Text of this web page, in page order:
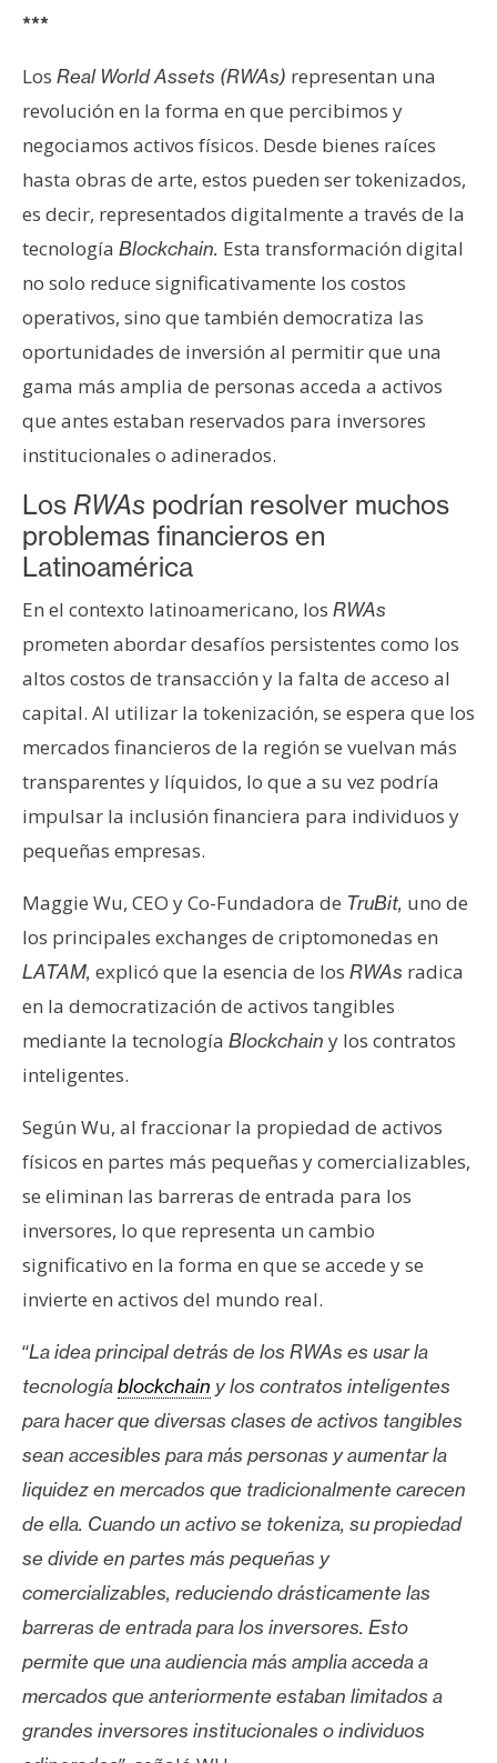
t
e
r
e
u
I
A
A
n
á
l
i
s
i
s
N
o
t
s
d
e
r
e
n
a
e
m
s
e
c
r
s
o
s
C
o
t
a
c
t
***
Los Real World Assets (RWAs) representan una
revolución en la forma en que percibimos y
negociamos activos físicos. Desde bienes raíces
hasta obras de arte, estos pueden ser tokenizados,
es decir, representados digitalmente a través de la
tecnología Blockchain. Esta transformación digital
no solo reduce significativamente los costos
operativos, sino que también democratiza las
oportunidades de inversión al permitir que una
gama más amplia de personas acceda a activos
que antes estaban reservados para inversores
institucionales o adinerados.
Los RWAs podrían resolver muchos
problemas financieros en
Latinoamérica
En el contexto latinoamericano, los RWAs
prometen abordar desafíos persistentes como los
altos costos de transacción y la falta de acceso al
capital. Al utilizar la tokenización, se espera que los
mercados financieros de la región se vuelvan más
transparentes y líquidos, lo que a su vez podría
impulsar la inclusión financiera para individuos y
pequeñas empresas.
Maggie Wu, CEO y Co-Fundadora de TruBit, uno de
los principales exchanges de criptomonedas en
LATAM, explicó que la esencia de los RWAs radica
en la democratización de activos tangibles
mediante la tecnología Blockchain y los contratos
inteligentes.
Según Wu, al fraccionar la propiedad de activos
físicos en partes más pequeñas y comercializables,
se eliminan las barreras de entrada para los
inversores, lo que representa un cambio
significativo en la forma en que se accede y se
invierte en activos del mundo real.
“La idea principal detrás de los RWAs es usar la
tecnologíablockchain y los contratos inteligentes
para hacer que diversas clases de activos tangibles
sean accesibles para más personas y aumentar la
liquidez en mercados que tradicionalmente carecen
de ella. Cuando un activo se tokeniza, su propiedad
se divide en partes más pequeñas y
comercializables, reduciendo drásticamente las
barreras de entrada para los inversores. Esto
permite que una audiencia más amplia acceda a
mercados que anteriormente estaban limitados a
grandes inversores institucionales o individuos